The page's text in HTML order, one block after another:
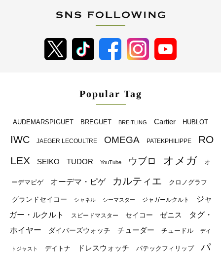
Popular Tag
AUDEMARSPIGUET BREGUET BREITLING Cartier HUBLOT
IWC JAEGER LECOULTRE OMEGA PATEKPHILIPPE
RO
LEX
SEIKO TUDOR YouTube ウブロ オメガ オ
ーデマピゲ オーデマ・ピゲ カルティエ クロノグラフ
グランドセイコー シャネル シーマスター ジャガールクルト
ジャ
ガー・ルクルト
スピードマスター セイコー ゼニス
タグ・
ホイヤー
ダイバーズウォッチ チューダー チュードル デイ
トジャスト デイトナ ドレスウォッチ パテックフィリップ
パ